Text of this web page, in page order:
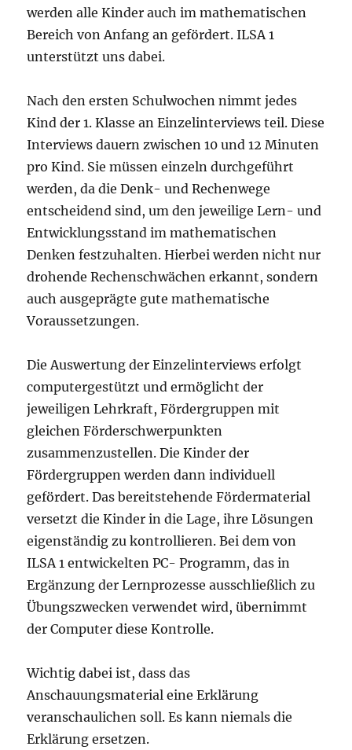
werden alle Kinder auch im mathematischen
Bereich von Anfang an gefördert. ILSA 1
unterstützt uns dabei.
Nach den ersten Schulwochen nimmt jedes
Kind der 1. Klasse an Einzelinterviews teil. Diese
Interviews dauern zwischen 10 und 12 Minuten
pro Kind. Sie müssen einzeln durchgeführt
werden, da die Denk- und Rechenwege
entscheidend sind, um den jeweilige Lern- und
Entwicklungsstand im mathematischen
Denken festzuhalten. Hierbei werden nicht nur
drohende Rechenschwächen erkannt, sondern
auch ausgeprägte gute mathematische
Voraussetzungen.
Die Auswertung der Einzelinterviews erfolgt
computergestützt und ermöglicht der
jeweiligen Lehrkraft, Fördergruppen mit
gleichen Förderschwerpunkten
zusammenzustellen. Die Kinder der
Fördergruppen werden dann individuell
gefördert. Das bereitstehende Fördermaterial
versetzt die Kinder in die Lage, ihre Lösungen
eigenständig zu kontrollieren. Bei dem von
ILSA 1 entwickelten PC- Programm, das in
Ergänzung der Lernprozesse ausschließlich zu
Übungszwecken verwendet wird, übernimmt
der Computer diese Kontrolle.
Wichtig dabei ist, dass das
Anschauungsmaterial eine Erklärung
veranschaulichen soll. Es kann niemals die
Erklärung ersetzen.